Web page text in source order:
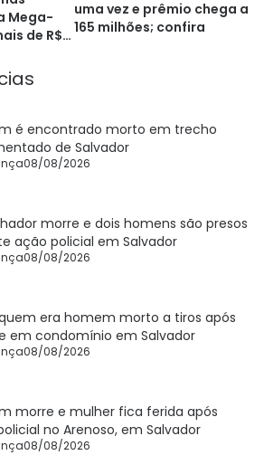
Mega-
de R$
uma vez e prêmio chega a
165 milhões; confira
é encontrado morto em trecho
de Salvador
08/08/2026
morre e dois homens são presos
ação policial em Salvador
08/08/2026
era homem morto a tiros após
em condomínio em Salvador
08/08/2026
morre e mulher fica ferida após
no Arenoso, em Salvador
08/08/2026